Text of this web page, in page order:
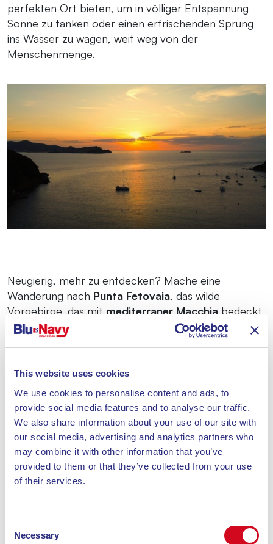
This website uses cookies
We use cookies to personalise content and ads, to
provide social media features and to analyse our traffic.
We also share information about your use of our site with
our social media, advertising and analytics partners who
may combine it with other information that you’ve
provided to them or that they’ve collected from your use
of their services.
Selection
Necessary
perfekten Ort bieten, um in völliger Entspannung
Sonne zu tanken oder einen erfrischenden Sprung
ins Wasser zu wagen, weit weg von der
Menschenmenge.
Neugierig, mehr zu entdecken? Mache eine
Wanderung nach Punta Fetovaia, das wilde
Vorgebirge, das mit mediterraner Macchia bedeckt
ist und sich etwa 800 Meter ins Meer erstreckt.
Wenn du gerne wanderst oder Rad fährst, erwarten
Mountainbike-Touren mit atemberaubenden
Panoramen.
Nach einem Tag voller Sonne und Meer kannst du
dein Erlebnis mit einem Besuch in Marina di Campo
abschließen. Schlendere durch die Gassen des
Zentrums, genieße einen Aperitif am hübschen
Hafen des Ortes und koste die lokale Küche in den
Denke daran, dass Fetovaia nicht nur ein Paradies für